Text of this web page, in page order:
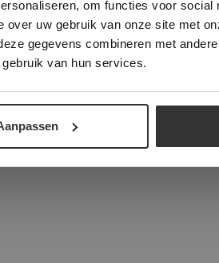
om functies voor social
uw gebruik van onze site met
gegevens combineren met
van hun services.
verder
ALLES AFWIJZEN